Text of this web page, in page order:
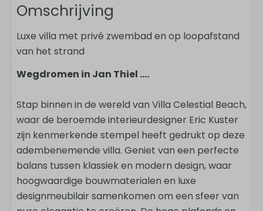
Omschrijving
Luxe villa met privé zwembad en op loopafstand
van het strand
Wegdromen in Jan Thiel ....
Stap binnen in de wereld van Villa Celestial Beach,
waar de beroemde interieurdesigner Eric Kuster
zijn kenmerkende stempel heeft gedrukt op deze
adembenemende villa. Geniet van een perfecte
balans tussen klassiek en modern design, waar
hoogwaardige bouwmaterialen en luxe
designmeubilair samenkomen om een sfeer van